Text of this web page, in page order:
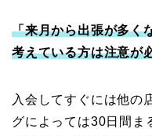
「来月から出張が多く
考えている方は注意が
入会してすぐには他の
グによっては30日間ま